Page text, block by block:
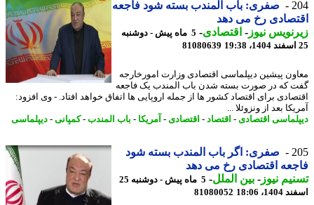
صفری: باب المندب بسته شود فاجعه
رخ می دهد
نیوز-اقتصادی- 5 ماه پیش - دوشنبه
81080639
پیشین دیپلماسی اقتصادی وزارت امورخارجه
که در صورت بسته شدن باب المندب یک فاجعه
برای اقتصاد کشور ها از جمله اروپایی ها اتفاق خواهد افتاد. - وی افزود:
بعد از ونزوئلا ...
اقتصادی-اقتصاد-اقتصادی-آمریکا- باب المندب-کمپانی-دیپلماسی
صفری: اگر باب المندب بسته شود
اقتصادی رخ می دهد
نیوز-بین الملل-
5 ماه پیش - دوشنبه 25
18:06
81080052